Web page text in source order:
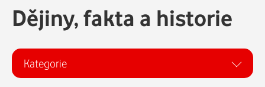
Dějiny, fakta a historie
Kategorie
Kategorie